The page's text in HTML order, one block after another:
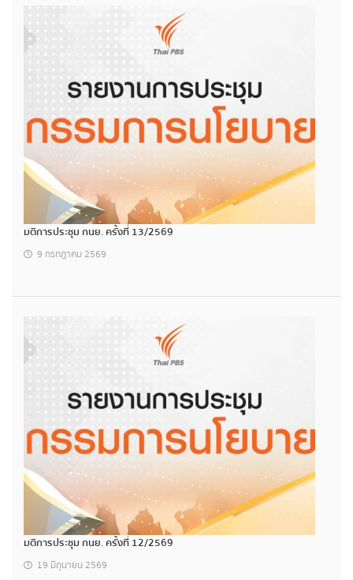
มติการประชุม กนย. ครั้งที่ 13/2569
9 กรกฎาคม 2569
มติการประชุม กนย. ครั้งที่ 12/2569
19 มิถุนายน 2569